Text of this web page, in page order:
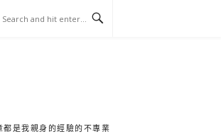
是我親身的經驗的不專業